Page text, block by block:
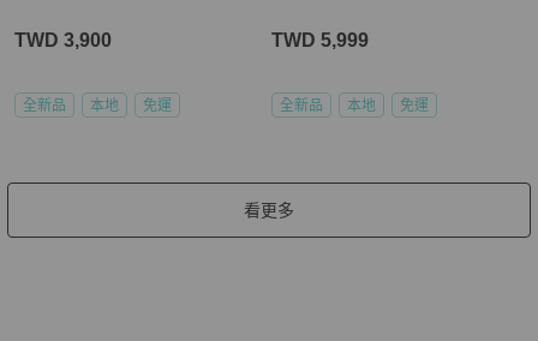
TWD 3,900
全新品 本地 免運
TWD 5,999
全新品 本地 免運
看更多